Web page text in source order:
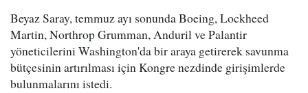
Beyaz Saray, temmuz ayı sonunda Boeing, Lockheed
Martin, Northrop Grumman, Anduril ve Palantir
yöneticilerini Washington'da bir araya getirerek savunma
bütçesinin artırılması için Kongre nezdinde girişimlerde
bulunmalarını istedi.